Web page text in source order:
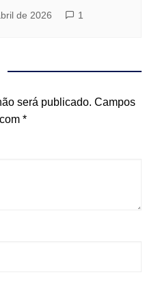
de 2026 1
será publicado. Campos
*